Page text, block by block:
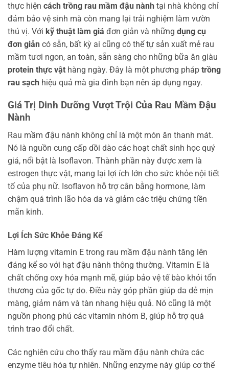
thực hiện cách trồng rau mầm đậu nành tại nhà không chỉ
đảm bảo vệ sinh mà còn mang lại trải nghiệm làm vườn
thú vị. Với kỹ thuật làm giá đơn giản và những dụng cụ
đơn giản có sẵn, bất kỳ ai cũng có thể tự sản xuất mẻ rau
mầm tươi ngon, an toàn, sẵn sàng cho những bữa ăn giàu
protein thực vật hàng ngày. Đây là một phương pháp trồng
rau sạch hiệu quả mà gia đình bạn nên áp dụng ngay.
Giá Trị Dinh Dưỡng Vượt Trội Của Rau Mầm Đậu
Nành
Rau mầm đậu nành không chỉ là một món ăn thanh mát.
Nó là nguồn cung cấp dồi dào các hoạt chất sinh học quý
giá, nổi bật là Isoflavon. Thành phần này được xem là
estrogen thực vật, mang lại lợi ích lớn cho sức khỏe nội tiết
tố của phụ nữ. Isoflavon hỗ trợ cân bằng hormone, làm
chậm quá trình lão hóa da và giảm các triệu chứng tiền
mãn kinh.
Lợi Ích Sức Khỏe Đáng Kể
Hàm lượng vitamin E trong rau mầm đậu nành tăng lên
đáng kể so với hạt đậu nành thông thường. Vitamin E là
chất chống oxy hóa mạnh mẽ, giúp bảo vệ tế bào khỏi tổn
thương của gốc tự do. Điều này góp phần giúp da dẻ mịn
màng, giảm nám và tàn nhang hiệu quả. Nó cũng là một
nguồn phong phú các vitamin nhóm B, giúp hỗ trợ quá
trình trao đổi chất.
Các nghiên cứu cho thấy rau mầm đậu nành chứa các
enzyme tiêu hóa tự nhiên. Những enzyme này giúp cơ thể